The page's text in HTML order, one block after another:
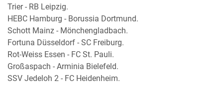
Trier - RB Leipzig.
HEBC Hamburg - Borussia Dortmund.
Schott Mainz - Mönchengladbach.
Fortuna Düsseldorf - SC Freiburg.
Rot-Weiss Essen - FC St. Pauli.
Großaspach - Arminia Bielefeld.
SSV Jedeloh 2 - FC Heidenheim.